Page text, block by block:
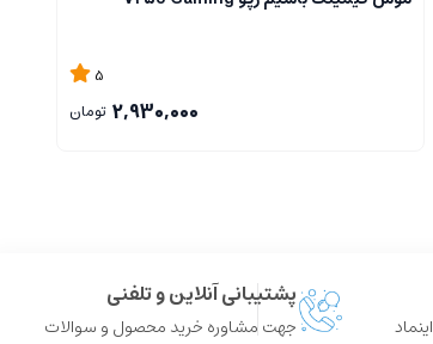
5
2,930,000 تومان
پشتیبانی آنلاین و تلفنی
جهت مشاوره خرید محصول و سوالات